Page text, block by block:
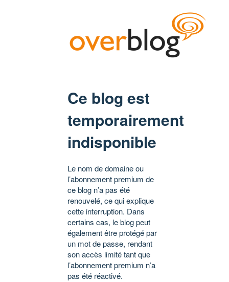
Ce blog est
temporairement
indisponible
Le nom de domaine ou
l’abonnement premium de
ce blog n’a pas été
renouvelé, ce qui explique
cette interruption. Dans
certains cas, le blog peut
également être protégé par
un mot de passe, rendant
son accès limité tant que
l’abonnement premium n’a
pas été réactivé.